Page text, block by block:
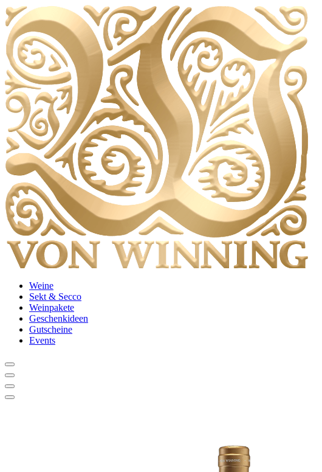
Weine
Sekt & Secco
Weinpakete
Geschenkideen
Gutscheine
Events